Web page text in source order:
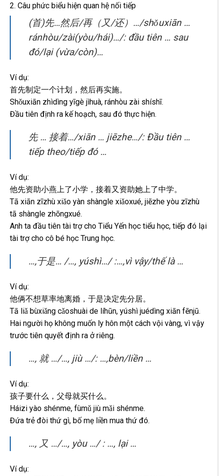
2. Câu phức biểu hiện quan hệ nối tiếp
(首)先…然后/再（又/还）…/shǒuxiān …
ránhòu/zài(yòu/hái)…/: đầu tiên … sau
đó/lại (vừa/còn)…
Ví dụ:
首先制定一个计划，然后再实施。
Shǒuxiān zhìdìng yīgè jìhuà, ránhòu zài shíshī.
Đầu tiên định ra kế hoạch, sau đó thực hiện.
先 … 接着…/xiān … jiēzhe…/: Đầu tiên …
tiếp theo/tiếp đó …
Ví dụ:
他先资助小燕上了小学，接着又资助她上了中学。
Tā xiān zīzhù xiǎo yàn shàngle xiǎoxué, jiēzhe yòu zīzhù
tā shàngle zhōngxué.
Anh ta đầu tiên tài trợ cho Tiểu Yến học tiểu học, tiếp đó lại
tài trợ cho cô bé học Trung học.
…,于是… /…, yúshì…/ :…,vì vậy/thế là …
Ví dụ:
他俩不想草率地离婚，于是决定先分居。
Tā liǎ bùxiǎng cǎoshuài de líhūn, yúshì juédìng xiān fēnjū.
Hai người họ không muốn ly hôn một cách vội vàng, vì vậy
trước tiên quyết định ra ở riêng.
…, 就 …/…, jiù …/: …,bèn/liền …
Ví dụ:
孩子要什么，父母就买什么。
Háizi yào shénme, fùmǔ jiù mǎi shénme.
Đứa trẻ đòi thứ gì, bố mẹ liền mua thứ đó.
…, 又 …/…, yòu …/ : …, lại …
Ví dụ: